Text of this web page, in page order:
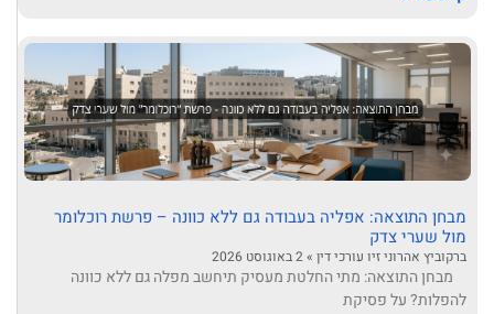
מבחן התוצאה: אפליה בעבודה גם ללא כוונה – פרשת רוכלומר
מול שערי צדק
ברקוביץ אהרוני זיו עורכי דין
מבחן התוצאה: מתי החלטת מעסיק תיחשב מפלה גם ללא כוונה
להפלות? על פסיקת